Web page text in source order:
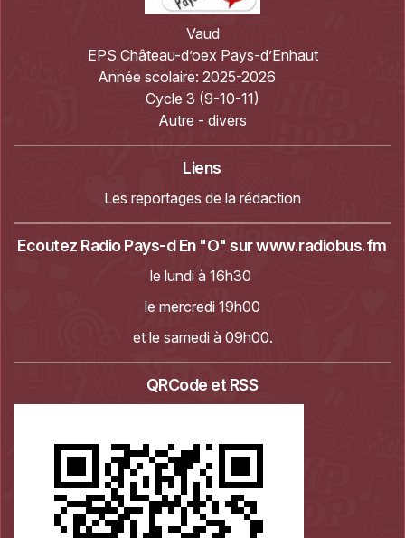
Vaud
EPS Château-d’oex Pays-d’Enhaut
Année scolaire: 2025-2026
Cycle 3 (9-10-11)
Autre - divers
Liens
Les reportages de la rédaction
Ecoutez Radio Pays-d En "O" surwww.radiobus.fm
le lundi à 16h30
le mercredi 19h00
et le samedi à 09h00.
QRCode et RSS